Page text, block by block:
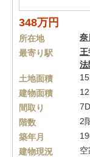
348万円
所在地 奈
最寄り駅
王
法
土地面積
建物面積
間取り
階数
2
築年月
建物現況
空